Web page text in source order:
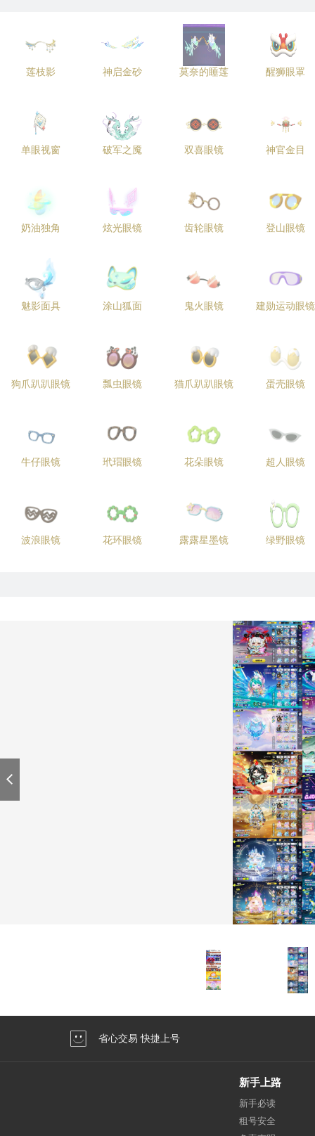
莲枝影 神启金砂 莫奈的睡莲 醒狮眼罩
单眼视窗 破军之魇 双喜眼镜 神官金目
奶油独角 炫光眼镜 齿轮眼镜 登山眼镜
魅影面具 涂山狐面 鬼火眼镜 建勋运动眼镜
狗爪趴趴眼镜 瓢虫眼镜 猫爪趴趴眼镜 蛋壳眼镜
牛仔眼镜 玳瑁眼镜 花朵眼镜 超人眼镜
波浪眼镜 花环眼镜 露露星墨镜 绿野眼镜
省心交易 快捷上号
新手上路
新手必读
租号安全